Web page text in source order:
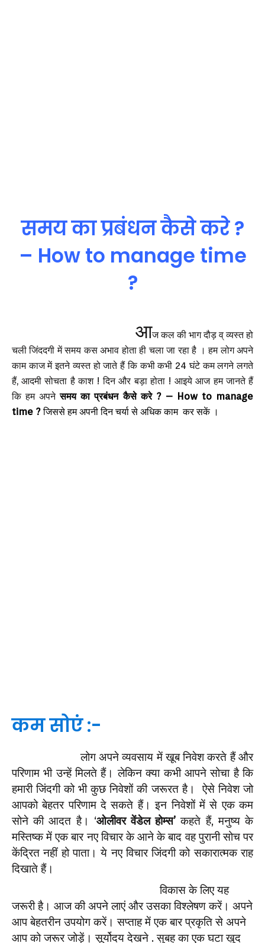
समय का प्रबंधन कैसे करे ?
– How to manage time
?
आज कल की भाग दौड़ व् व्यस्त हो
चली जिंददगी में समय कस अभाव होता ही चला जा रहा है । हम लोग अपने
काम काज में इतने व्यस्त हो जाते हैं कि कभी कभी 24 घंटे कम लगने लगते
हैं, आदमी सोचता है काश ! दिन और बड़ा होता ! आइये आज हम जानते हैं
कि हम अपनेसमय का प्रबंधन कैसे करे ? – How to manage
time ?जिससे हम अपनी दिन चर्या से अधिक काम कर सकें ।
कम सोएं :-
लोग अपने व्यवसाय में खूब निवेश करते हैं और
परिणाम भी उन्हें मिलते हैं। लेकिन क्या कभी आपने सोचा है कि
हमारी जिंदगी को भी कुछ निवेशों की जरूरत है। ऐसे निवेश जो
आपको बेहतर परिणाम दे सकते हैं। इन निवेशों में से एक कम
सोने की आदत है। ‘ओलीवर वेंडेल होम्स’ कहते हैं, मनुष्य के
मस्तिष्क में एक बार नए विचार के आने के बाद वह पुरानी सोच पर
केंद्रित नहीं हो पाता। ये नए विचार जिंदगी को सकारात्मक राह
दिखाते हैं।
विकास के लिए यह
जरूरी है। आज की अपने लाएं और उसका विश्लेषण करें। अपने
आप बेहतरीन उपयोग करें। सप्ताह में एक बार प्रकृति से अपने
आप को जरूर जोड़ें। सूर्योदय देखने . सुबह का एक घटा खुद